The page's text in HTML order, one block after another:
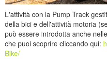
L'attività con la Pump Track
della bici e dell'attività motoria
può essere introdotta anche
che puoi scoprire cliccando qui:
Bike/